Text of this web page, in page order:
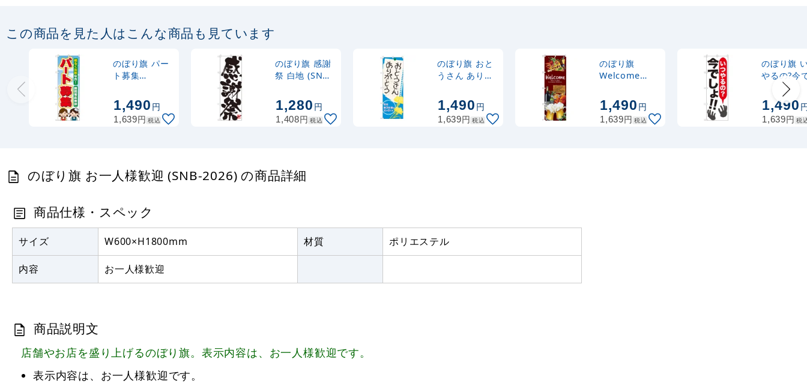
(30537BLK)
注水型マルチのぼりスタンド
20L
税込 カゴへ
この商品を見た人はこんな商品も見ています
のぼり旗 パー
ト募集
1,490円
1,639円 税込
のぼり旗 感謝
祭 白地 (SNB-
1,280円
1,408円 税込
のぼり旗 おと
うさん ありが
1,490円
1,639円 税込
のぼり旗
Welcome
1,490円
1,639円 税込
のぼり旗
やるの?今
ょ!! (SNB-
1315)
1,490
1,639円 税
のぼり旗 お一人様歓迎 (SNB-2026) の商品詳細
商品仕様・スペック
サイズ W600×H1800mm 材質 ポリエステル
内容 お一人様歓迎
商品説明文
店舗やお店を盛り上げるのぼり旗。表示内容は、お一人様歓迎です。
表示内容は、お一人様歓迎です。